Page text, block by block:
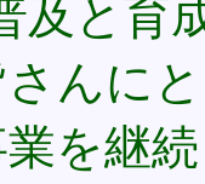
及と育
んに
を継